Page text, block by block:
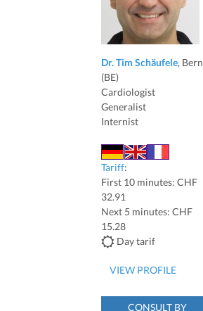
Dr. Tim Schäufele, Bern
(BE)
Cardiologist
Generalist
Internist
Tariff:
First 10 minutes: CHF
32.91
Next 5 minutes: CHF
15.28
Day tarif
VIEW PROFILE
CONSULT BY